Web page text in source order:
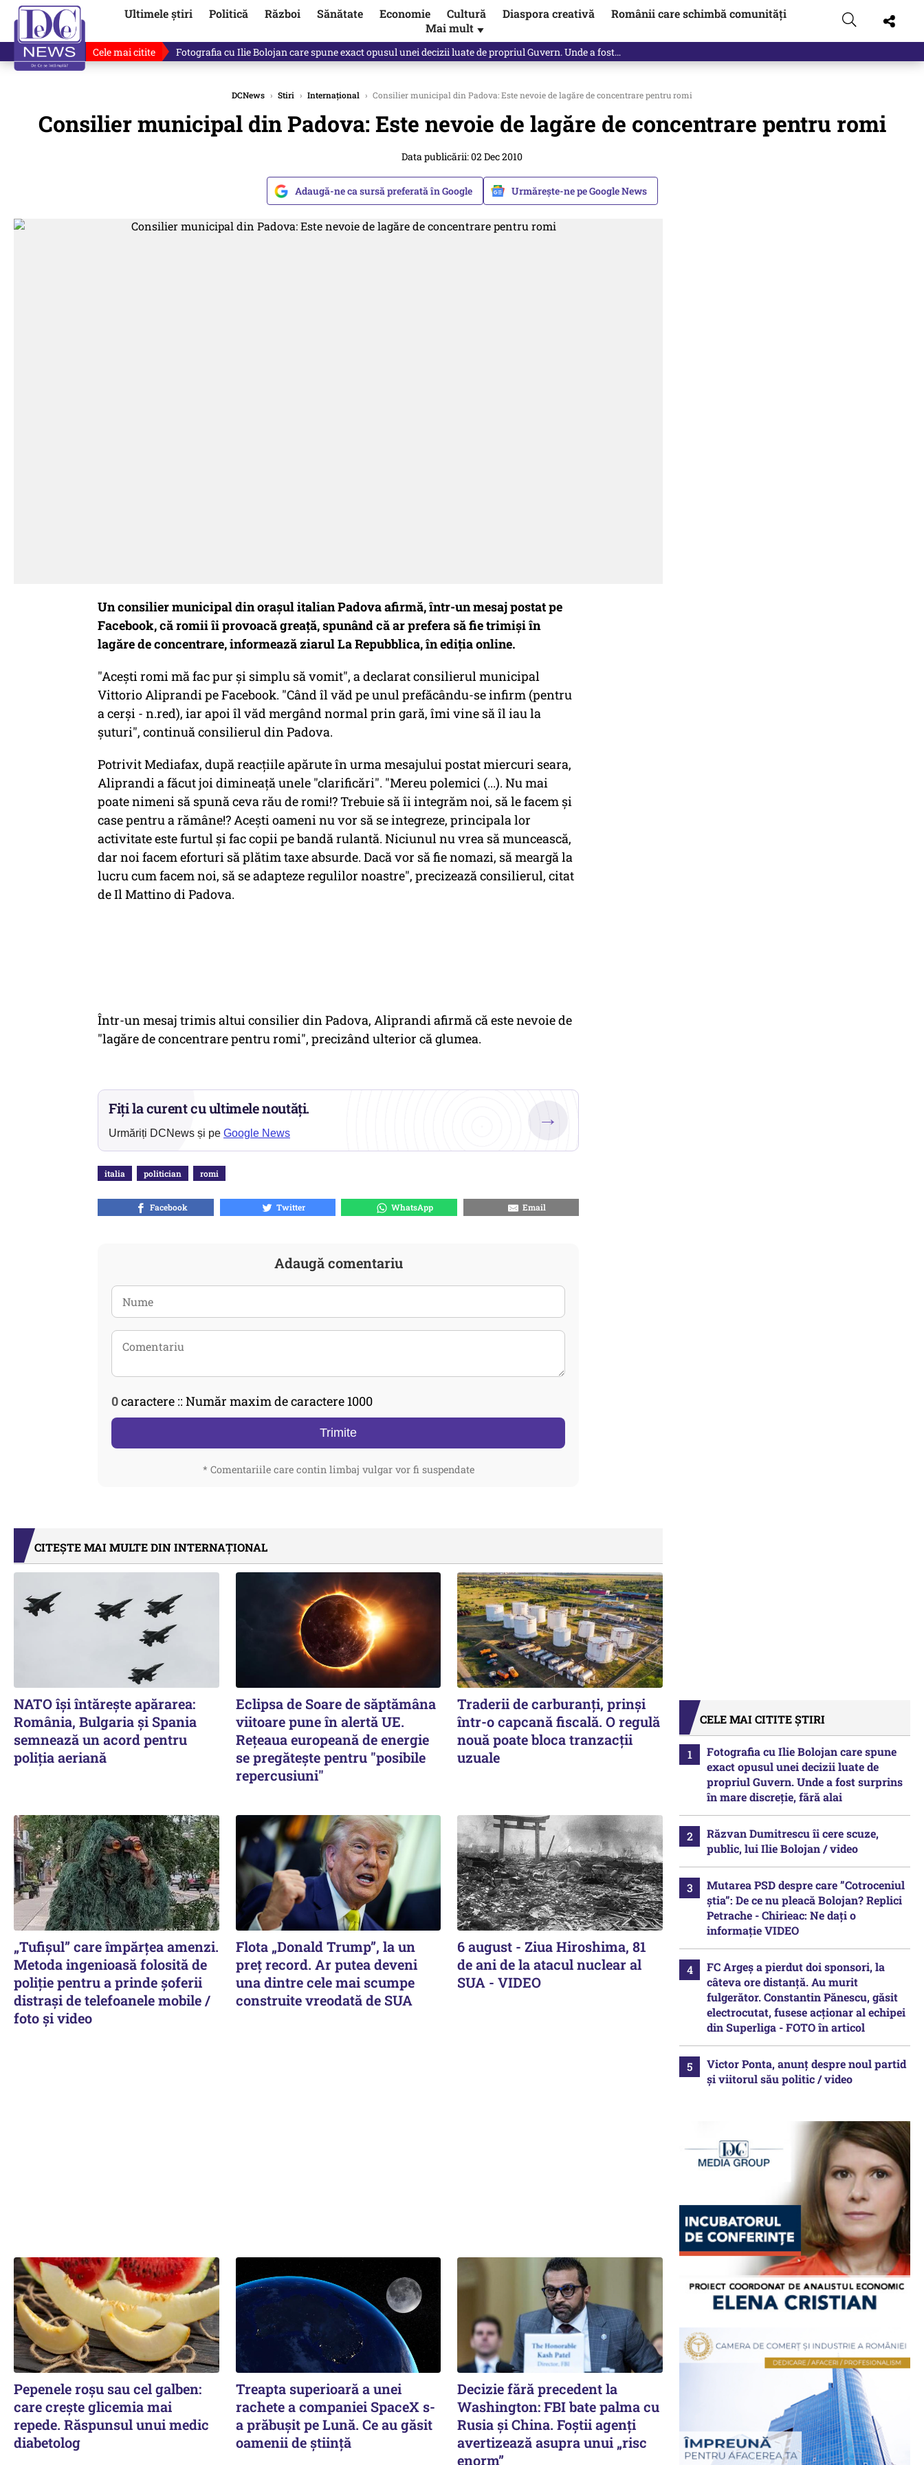
Ultimele știri Politică Război Sănătate Economie Cultură Diaspora creativă
Românii care schimbă comunități
Mai mult ▼
Cele mai citite Răzvan Dumitrescu îi cere scuze, public, lui Ilie Bolojan / video
DCNews › Stiri › Internațional › Consilier municipal din Padova: Este nevoie de lagăre de concentrare pentru romi
Consilier municipal din Padova: Este nevoie de lagăre de concentrare pentru romi
Data publicării: 02 Dec 2010
Adaugă-ne ca sursă preferată în Google Urmărește-ne pe Google News
Un consilier municipal din oraşul italian Padova afirmă, într-un mesaj postat pe
Facebook, că romii îi provoacă greaţă, spunând că ar prefera să fie trimişi în
lagăre de concentrare, informează ziarul La Repubblica, în ediţia online.
"Aceşti romi mă fac pur şi simplu să vomit", a declarat consilierul municipal
Vittorio Aliprandi pe Facebook. "Când îl văd pe unul prefăcându-se infirm (pentru
a cerşi - n.red), iar apoi îl văd mergând normal prin gară, îmi vine să îl iau la
şuturi", continuă consilierul din Padova.
Potrivit Mediafax, după reacţiile apărute în urma mesajului postat miercuri seara,
Aliprandi a făcut joi dimineaţă unele "clarificări". "Mereu polemici (...). Nu mai
poate nimeni să spună ceva rău de romi!? Trebuie să îi integrăm noi, să le facem şi
case pentru a rămâne!? Aceşti oameni nu vor să se integreze, principala lor
activitate este furtul şi fac copii pe bandă rulantă. Niciunul nu vrea să muncească,
dar noi facem eforturi să plătim taxe absurde. Dacă vor să fie nomazi, să meargă la
lucru cum facem noi, să se adapteze regulilor noastre", precizează consilierul, citat
de Il Mattino di Padova.
Într-un mesaj trimis altui consilier din Padova, Aliprandi afirmă că este nevoie de
"lagăre de concentrare pentru romi", precizând ulterior că glumea.
Fiți la curent cu ultimele noutăți.
Urmăriți DCNews și pe Google News
→
italia politician romi
Facebook Twitter WhatsApp Email
Adaugă comentariu
0caractere :: Număr maxim de caractere 1000
Trimite
* Comentariile care contin limbaj vulgar vor fi suspendate
CITEȘTE MAI MULTE DIN INTERNAȚIONAL
NATO își întărește apărarea:
România, Bulgaria și Spania
semnează un acord pentru
poliția aeriană
Eclipsa de Soare de săptămâna
viitoare pune în alertă UE.
Rețeaua europeană de energie
se pregătește pentru "posibile
repercusiuni"
Traderii de carburanți, prinși
într-o capcană fiscală. O regulă
nouă poate bloca tranzacții
uzuale
„Tufișul” care împărțea amenzi.
Metoda ingenioasă folosită de
poliție pentru a prinde șoferii
distrași de telefoanele mobile /
foto și video
Flota „Donald Trump”, la un
preț record. Ar putea deveni
una dintre cele mai scumpe
construite vreodată de SUA
6 august - Ziua Hiroshima, 81
de ani de la atacul nuclear al
SUA - VIDEO
Pepenele roșu sau cel galben:
care crește glicemia mai
repede. Răspunsul unui medic
diabetolog
Treapta superioară a unei
rachete a companiei SpaceX s-
a prăbușit pe Lună. Ce au găsit
oamenii de știință
Decizie fără precedent la
Washington: FBI bate palma cu
Rusia și China. Foștii agenți
avertizează asupra unui „risc
enorm”
CELE MAI CITITE ȘTIRI
Fotografia cu Ilie Bolojan care spune
exact opusul unei decizii luate de
propriul Guvern. Unde a fost surprins
în mare discreție, fără alai
Răzvan Dumitrescu îi cere scuze,
public, lui Ilie Bolojan / video
Mutarea PSD despre care ”Cotroceniul
știa”: De ce nu pleacă Bolojan? Replici
Petrache - Chirieac: Ne dați o
informație VIDEO
FC Argeș a pierdut doi sponsori, la
câteva ore distanță. Au murit
fulgerător. Constantin Pănescu, găsit
electrocutat, fusese acționar al echipei
din Superliga - FOTO în articol
Victor Ponta, anunț despre noul partid
și viitorul său politic / video